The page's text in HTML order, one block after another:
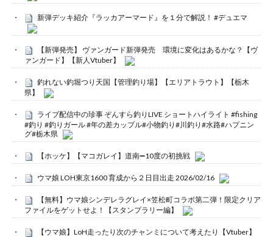
新弾デッキ紹介『ラッカアーマード』を１分で解説！ #デュエマ
【新弾発売】 ヴァンガード新弾発売 環境に変化はあるかな？【ヴ
ァンガード】【新人Vtuber】
釣れない釣堀つり天国【管理釣り場】【エリアトラウト】【栃木
県】
ライブ配信中の珍事 ぞんすら釣りLIVE ショートハイライト #fishing
#釣り #釣りガール #年の差カップル#小物釣り#川釣り#水路#ハプニン
グ#栃木県
【ホッケ】【マコガレイ】道南➖10度の初挑戦
ウマ娘 LOH東京1600 育成から２日目出走 2026/02/16
【無料】ウマ娘シンデレラグレイ×笠松町コラボ第二弾！限定クリア
ファイルをゲットせよ！【スタンプラリー編】
【ウマ娘】LoH走ったり次のチャンミについて考えたり【Vtuber】